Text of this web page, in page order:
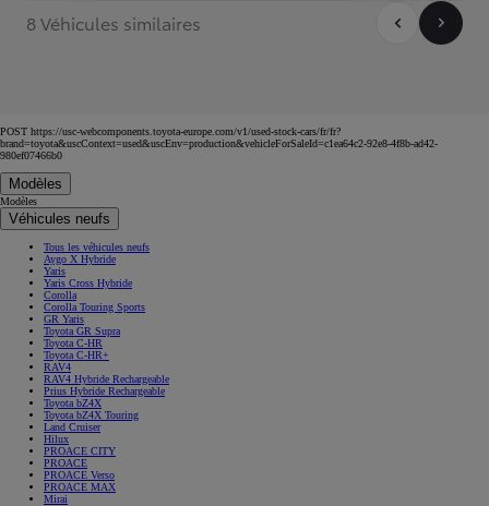
8 Véhicules similaires
POST https://usc-webcomponents.toyota-europe.com/v1/used-stock-cars/fr/fr?
brand=toyota&uscContext=used&uscEnv=production&vehicleForSaleId=c1ea64c2-92e8-4f8b-ad42-
980ef07466b0
Modèles
Modèles
Véhicules neufs
Tous les véhicules neufs
Aygo X Hybride
Yaris
Yaris Cross Hybride
Corolla
Corolla Touring Sports
GR Yaris
Toyota GR Supra
Toyota C-HR
Toyota C-HR+
RAV4
RAV4 Hybride Rechargeable
Prius Hybride Rechargeable
Toyota bZ4X
Toyota bZ4X Touring
Land Cruiser
Hilux
PROACE CITY
PROACE
PROACE Verso
PROACE MAX
Mirai